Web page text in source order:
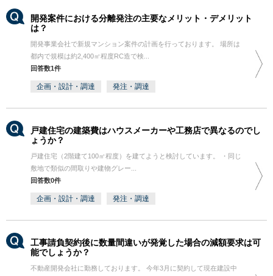
開発案件における分離発注の主要なメリット・デメリット
は？
開発事業会社で新規マンション案件の計画を行っております。 場所は
都内で規模は約2,400㎡程度RC造で検...
回答数1件
企画・設計・調達 発注・調達
戸建住宅の建築費はハウスメーカーや工務店で異なるのでし
ょうか？
戸建住宅（2階建て100㎡程度）を建てようと検討しています。 ・同じ
敷地で類似の間取りや建物グレー...
回答数0件
企画・設計・調達 発注・調達
工事請負契約後に数量間違いが発覚した場合の減額要求は可
能でしょうか？
不動産開発会社に勤務しております。 今年3月に契約して現在建設中